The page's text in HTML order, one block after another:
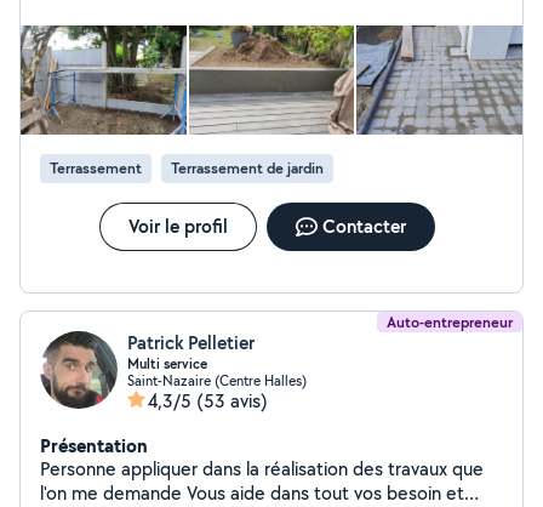
Terrassement Terrassement de jardin
Voir le profil Contacter
Auto-entrepreneur
Patrick Pelletier
Multi service
Saint-Nazaire (Centre Halles)
4,3/5 (53 avis)
Présentation
Personne appliquer dans la réalisation des travaux que
l'on me demande Vous aide dans tout vos besoin et